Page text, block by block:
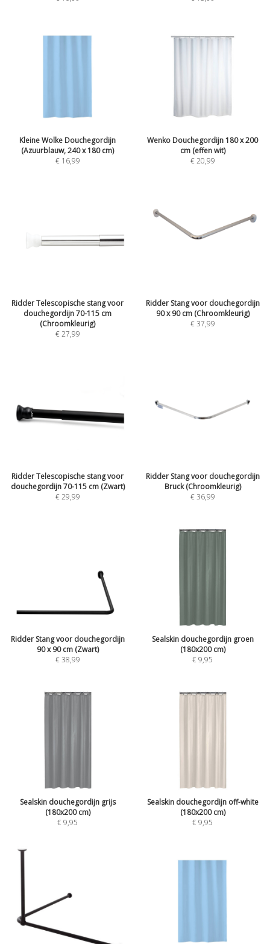
Kleine Wolke Douchegordijn
(Azuurblauw, 240 x 180 cm)
€ 16,99
Wenko Douchegordijn 180 x 200
cm (effen wit)
€ 20,99
Ridder Telescopische stang voor
douchegordijn 70-115 cm
(Chroomkleurig)
€ 27,99
Ridder Stang voor douchegordijn
90 x 90 cm (Chroomkleurig)
€ 37,99
Ridder Telescopische stang voor
douchegordijn 70-115 cm (Zwart)
€ 29,99
Ridder Stang voor douchegordijn
Bruck (Chroomkleurig)
€ 36,99
Ridder Stang voor douchegordijn
90 x 90 cm (Zwart)
€ 38,99
Sealskin douchegordijn groen
(180x200 cm)
€ 9,95
Sealskin douchegordijn grijs
(180x200 cm)
€ 9,95
Sealskin douchegordijn off-white
(180x200 cm)
€ 9,95